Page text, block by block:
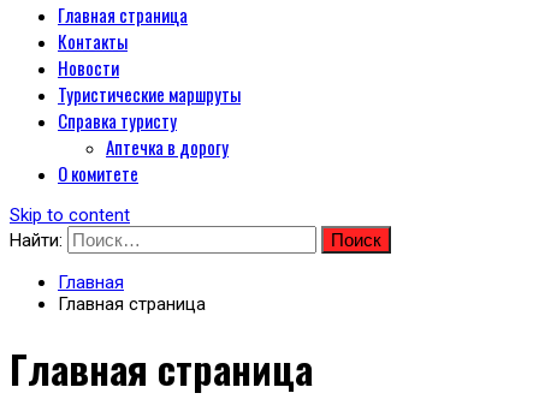
Главная страница
Контакты
Новости
Туристические маршруты
Справка туристу
Аптечка в дорогу
О комитете
Skip to content
Найти:
Главная
Главная страница
Главная страница